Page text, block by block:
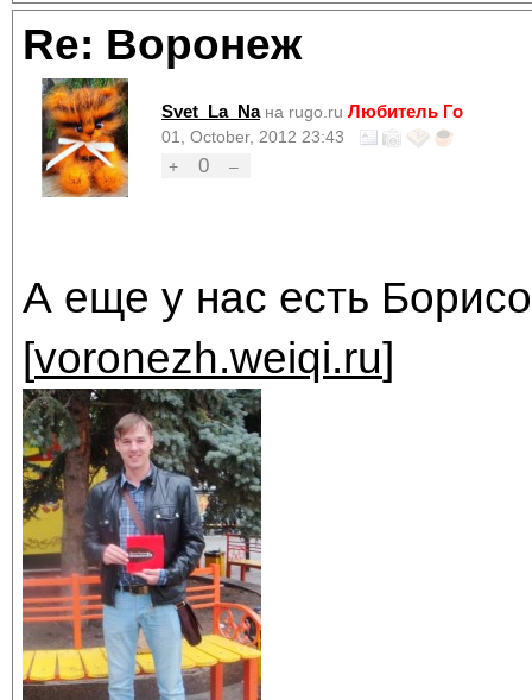
Re: Воронеж
Svet_La_Na на rugo.ru Любитель Го
01, October, 2012 23:43
+
0 –
А еще у нас есть
[voronezh.weiqi.ru]